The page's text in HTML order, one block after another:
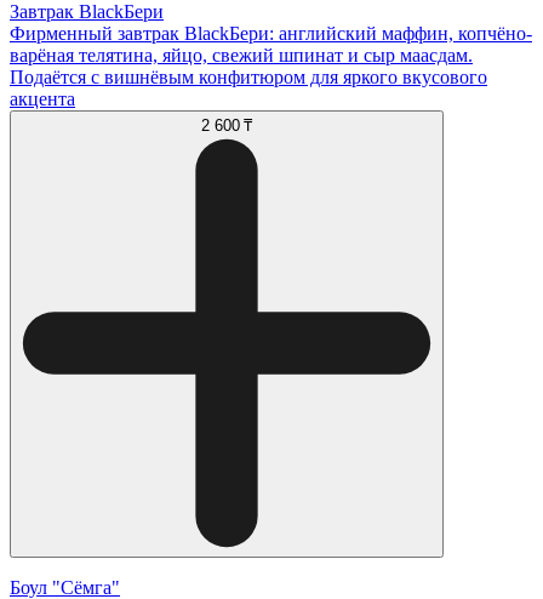
Завтрак BlackБери
Фирменный завтрак BlackБери: английский маффин, копчёно-
варёная телятина, яйцо, свежий шпинат и сыр маасдам.
Подаётся с вишнёвым конфитюром для яркого вкусового
акцента
2 600 ₸
Боул "Сёмга"